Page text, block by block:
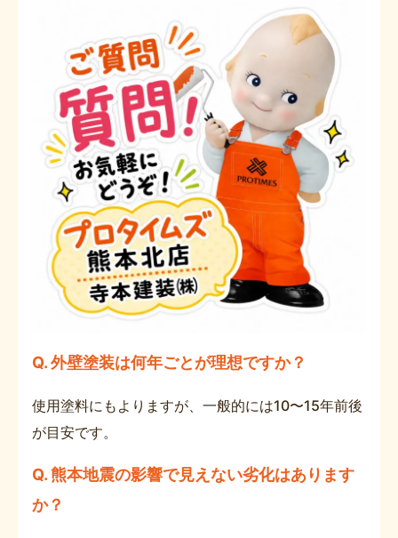
Q. 外壁塗装は何年ごとが理想ですか？
使用塗料にもよりますが、一般的には10〜15年前後
が目安です。
Q. 熊本地震の影響で見えない劣化はあります
か？